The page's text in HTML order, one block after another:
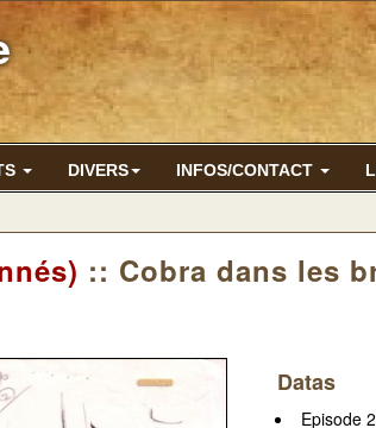
DIVERS INFOS/CONTACT
:: Cobra dans les
Datas
Episode